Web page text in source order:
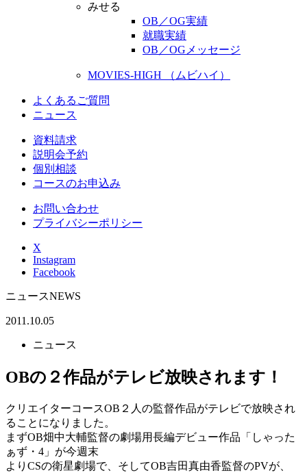
みせる
OB／OG実績
就職実績
OB／OGメッセージ
MOVIES-HIGH （ムビハイ）
よくあるご質問
ニュース
資料請求
説明会予約
個別相談
コースのお申込み
お問い合わせ
プライバシーポリシー
X
Instagram
Facebook
ニュースNEWS
2011.10.05
ニュース
OBの２作品がテレビ放映されます！
クリエイターコースOB２人の監督作品がテレビで放映され
ることになりました。
まずOB畑中大輔監督の劇場用長編デビュー作品「しゃった
ぁず・4」が今週末
よりCSの衛星劇場で、そしてOB吉田真由香監督のPVが、